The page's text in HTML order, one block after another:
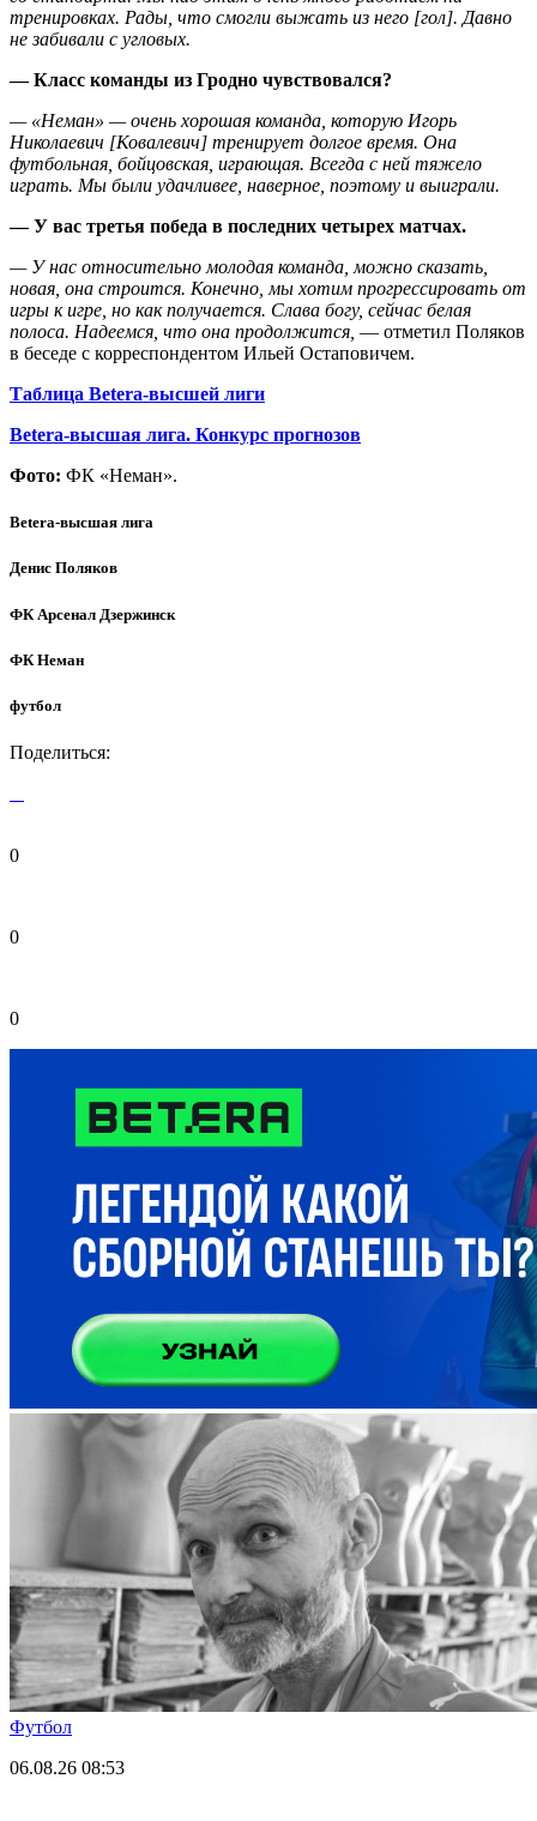
тренировках. Рады, что смогли выжать из него [гол]. Давно
не забивали с угловых.
— Класс команды из Гродно чувствовался?
— «Неман» — очень хорошая команда, которую Игорь
Николаевич [Ковалевич] тренирует долгое время. Она
футбольная, бойцовская, играющая. Всегда с ней тяжело
играть. Мы были удачливее, наверное, поэтому и выиграли.
— У вас третья победа в последних четырех матчах.
— У нас относительно молодая команда, можно сказать,
новая, она строится. Конечно, мы хотим прогрессировать от
игры к игре, но как получается. Слава богу, сейчас белая
полоса. Надеемся, что она продолжится, — отметил Поляков
в беседе с корреспондентом Ильей Остаповичем.
Таблица Betera-высшей лиги
Betera-высшая лига. Конкурс прогнозов
Фото: ФК «Неман».
Betera-высшая лига
Денис Поляков
ФК Арсенал Дзержинск
ФК Неман
футбол
Поделиться:
0
0
0
Футбол
06.08.26 08:53